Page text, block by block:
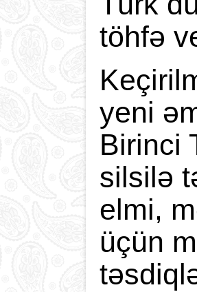
töhfə
yeni
Birinci
silsilə
elmi,
üçün